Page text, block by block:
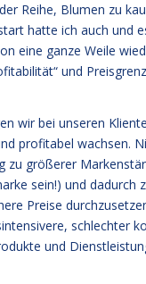
Reihe, Blumen zu
hatte ich auch und
eine ganze Weile
und
wir bei unseren
profitabel wachsen.
zu größerer
sein!) und dadurch
Preise
schlechter
und